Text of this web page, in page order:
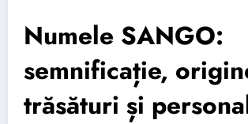
Numele SANGO:
semnificație,
trăsături și